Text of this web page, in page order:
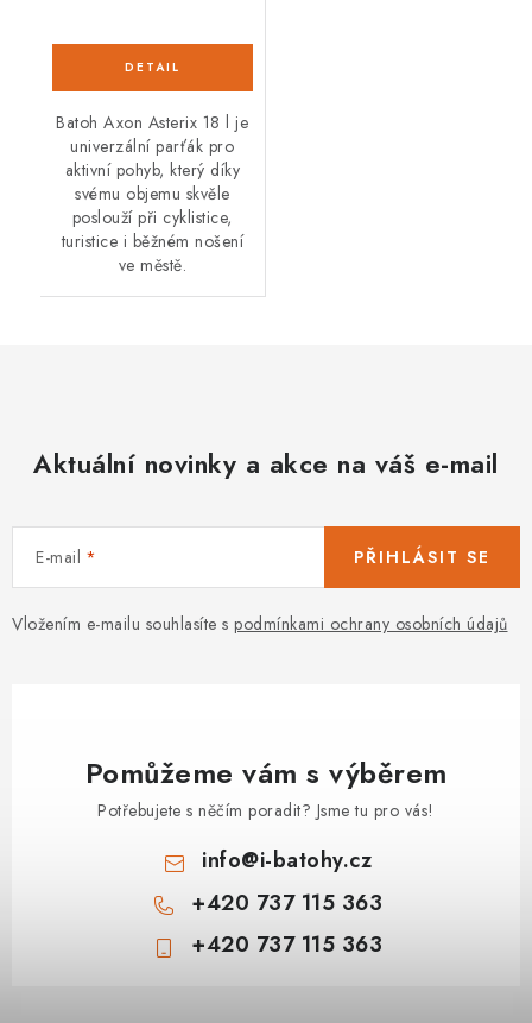
Batoh Axon Asterix 18 l je
univerzální parťák pro
aktivní pohyb, který díky
svému objemu skvěle
poslouží při cyklistice,
turistice i běžném nošení
ve městě.
Aktuální novinky a akce na váš e-mail
E-mail
Vložením e-mailu souhlasíte s podmínkami ochrany osobních údajů
PŘIHLÁSIT SE
Pomůžeme vám s výběrem
Potřebujete s něčím poradit? Jsme tu pro vás!
info@i-batohy.cz
+420 737 115 363
+420 737 115 363